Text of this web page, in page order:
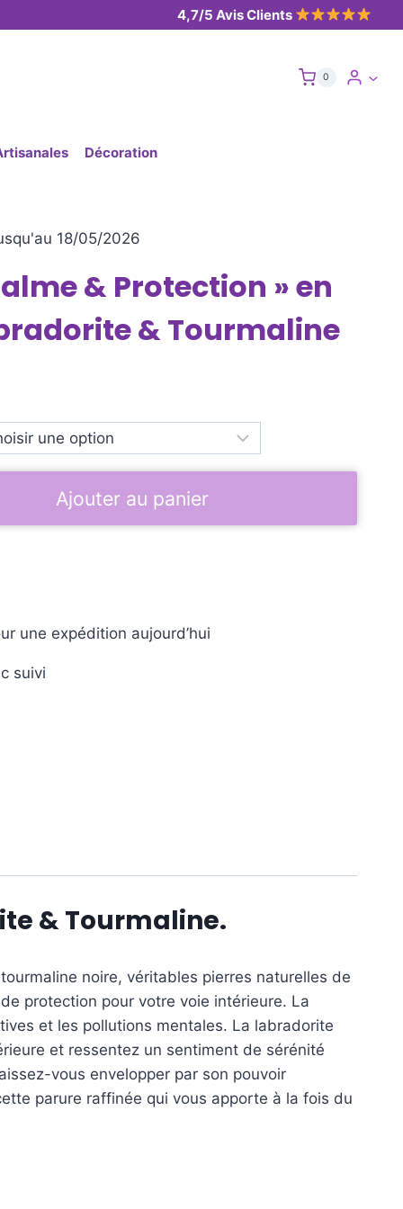
4,7/5 Avis Clients
0
Décoration
18/05/2026
& Protection » en
& Tourmaline
Ajouter au panier
une expédition aujourd’hui
suivi
& Tourmaline.
noire, véritables pierres naturelles de
protection pour votre voie intérieure. La
et les pollutions mentales. La labradorite
et ressentez un sentiment de sérénité
vous envelopper par son pouvoir
parure raffinée qui vous apporte à la fois du